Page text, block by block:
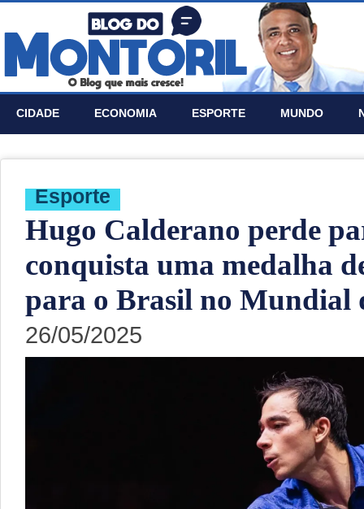
CIDADE ECONOMIA ESPORTE MUNDO
Esporte
Hugo Calderano perde
conquista uma medalha
para o Brasil no Mundial
26/05/2025